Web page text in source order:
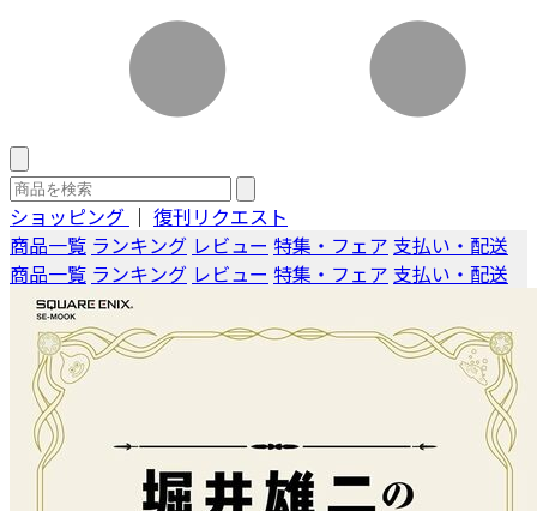
ショッピング ｜ 復刊リクエスト
商品一覧 ランキング レビュー 特集・フェア 支払い・配送
商品一覧 ランキング レビュー 特集・フェア 支払い・配送